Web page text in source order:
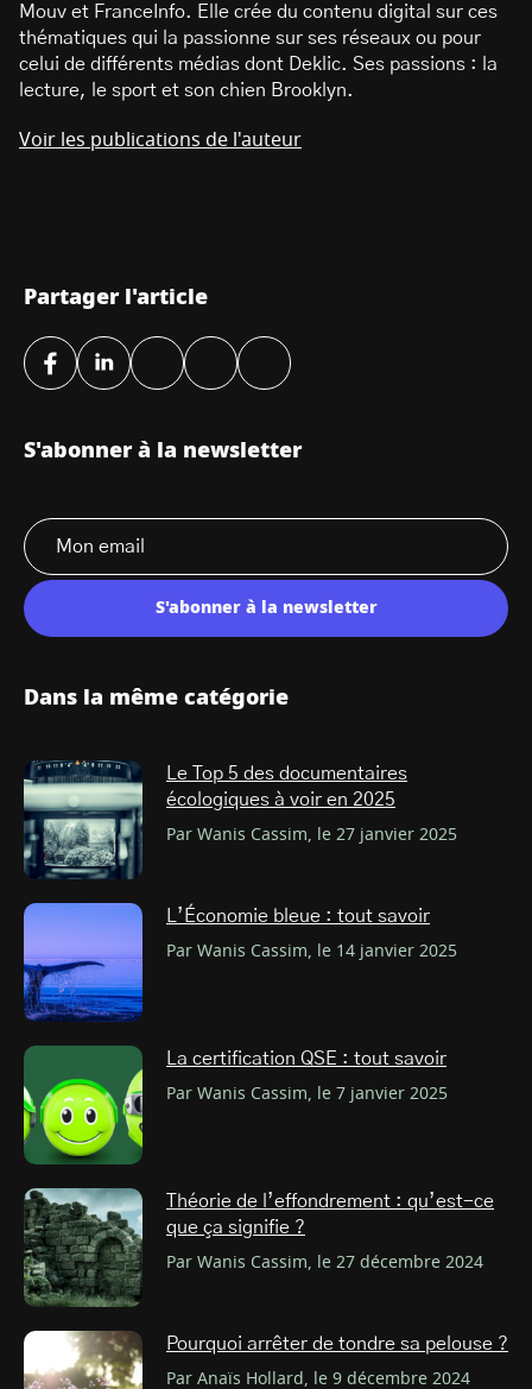
Mouv et FranceInfo. Elle crée du contenu digital sur ces
thématiques qui la passionne sur ses réseaux ou pour
celui de différents médias dont Deklic. Ses passions : la
lecture, le sport et son chien Brooklyn.
Voir les publications de l'auteur
Partager l'article
S'abonner à la newsletter
S'abonner à la newsletter
Dans la même catégorie
Le Top 5 des documentaires
écologiques à voir en 2025
Par Wanis Cassim, le 27 janvier 2025
L’Économie bleue : tout savoir
Par Wanis Cassim, le 14 janvier 2025
La certification QSE : tout savoir
Par Wanis Cassim, le 7 janvier 2025
Théorie de l’effondrement : qu’est-ce
que ça signifie ?
Par Wanis Cassim, le 27 décembre 2024
Pourquoi arrêter de tondre sa pelouse ?
Par Anaïs Hollard, le 9 décembre 2024